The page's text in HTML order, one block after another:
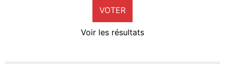
VOTER
Voir les résultats